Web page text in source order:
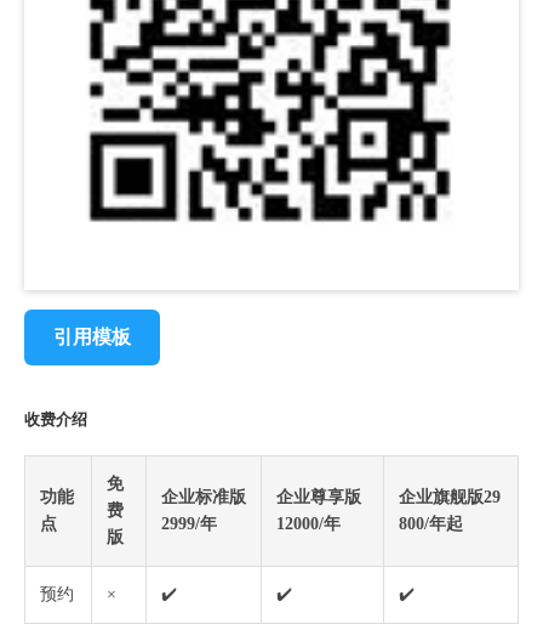
引用模板
收费介绍
功能
点
免
费
版
企业标准版
2999/年
企业尊享版
12000/年
企业旗舰版29
800/年起
预约 × ✔️ ✔️ ✔️